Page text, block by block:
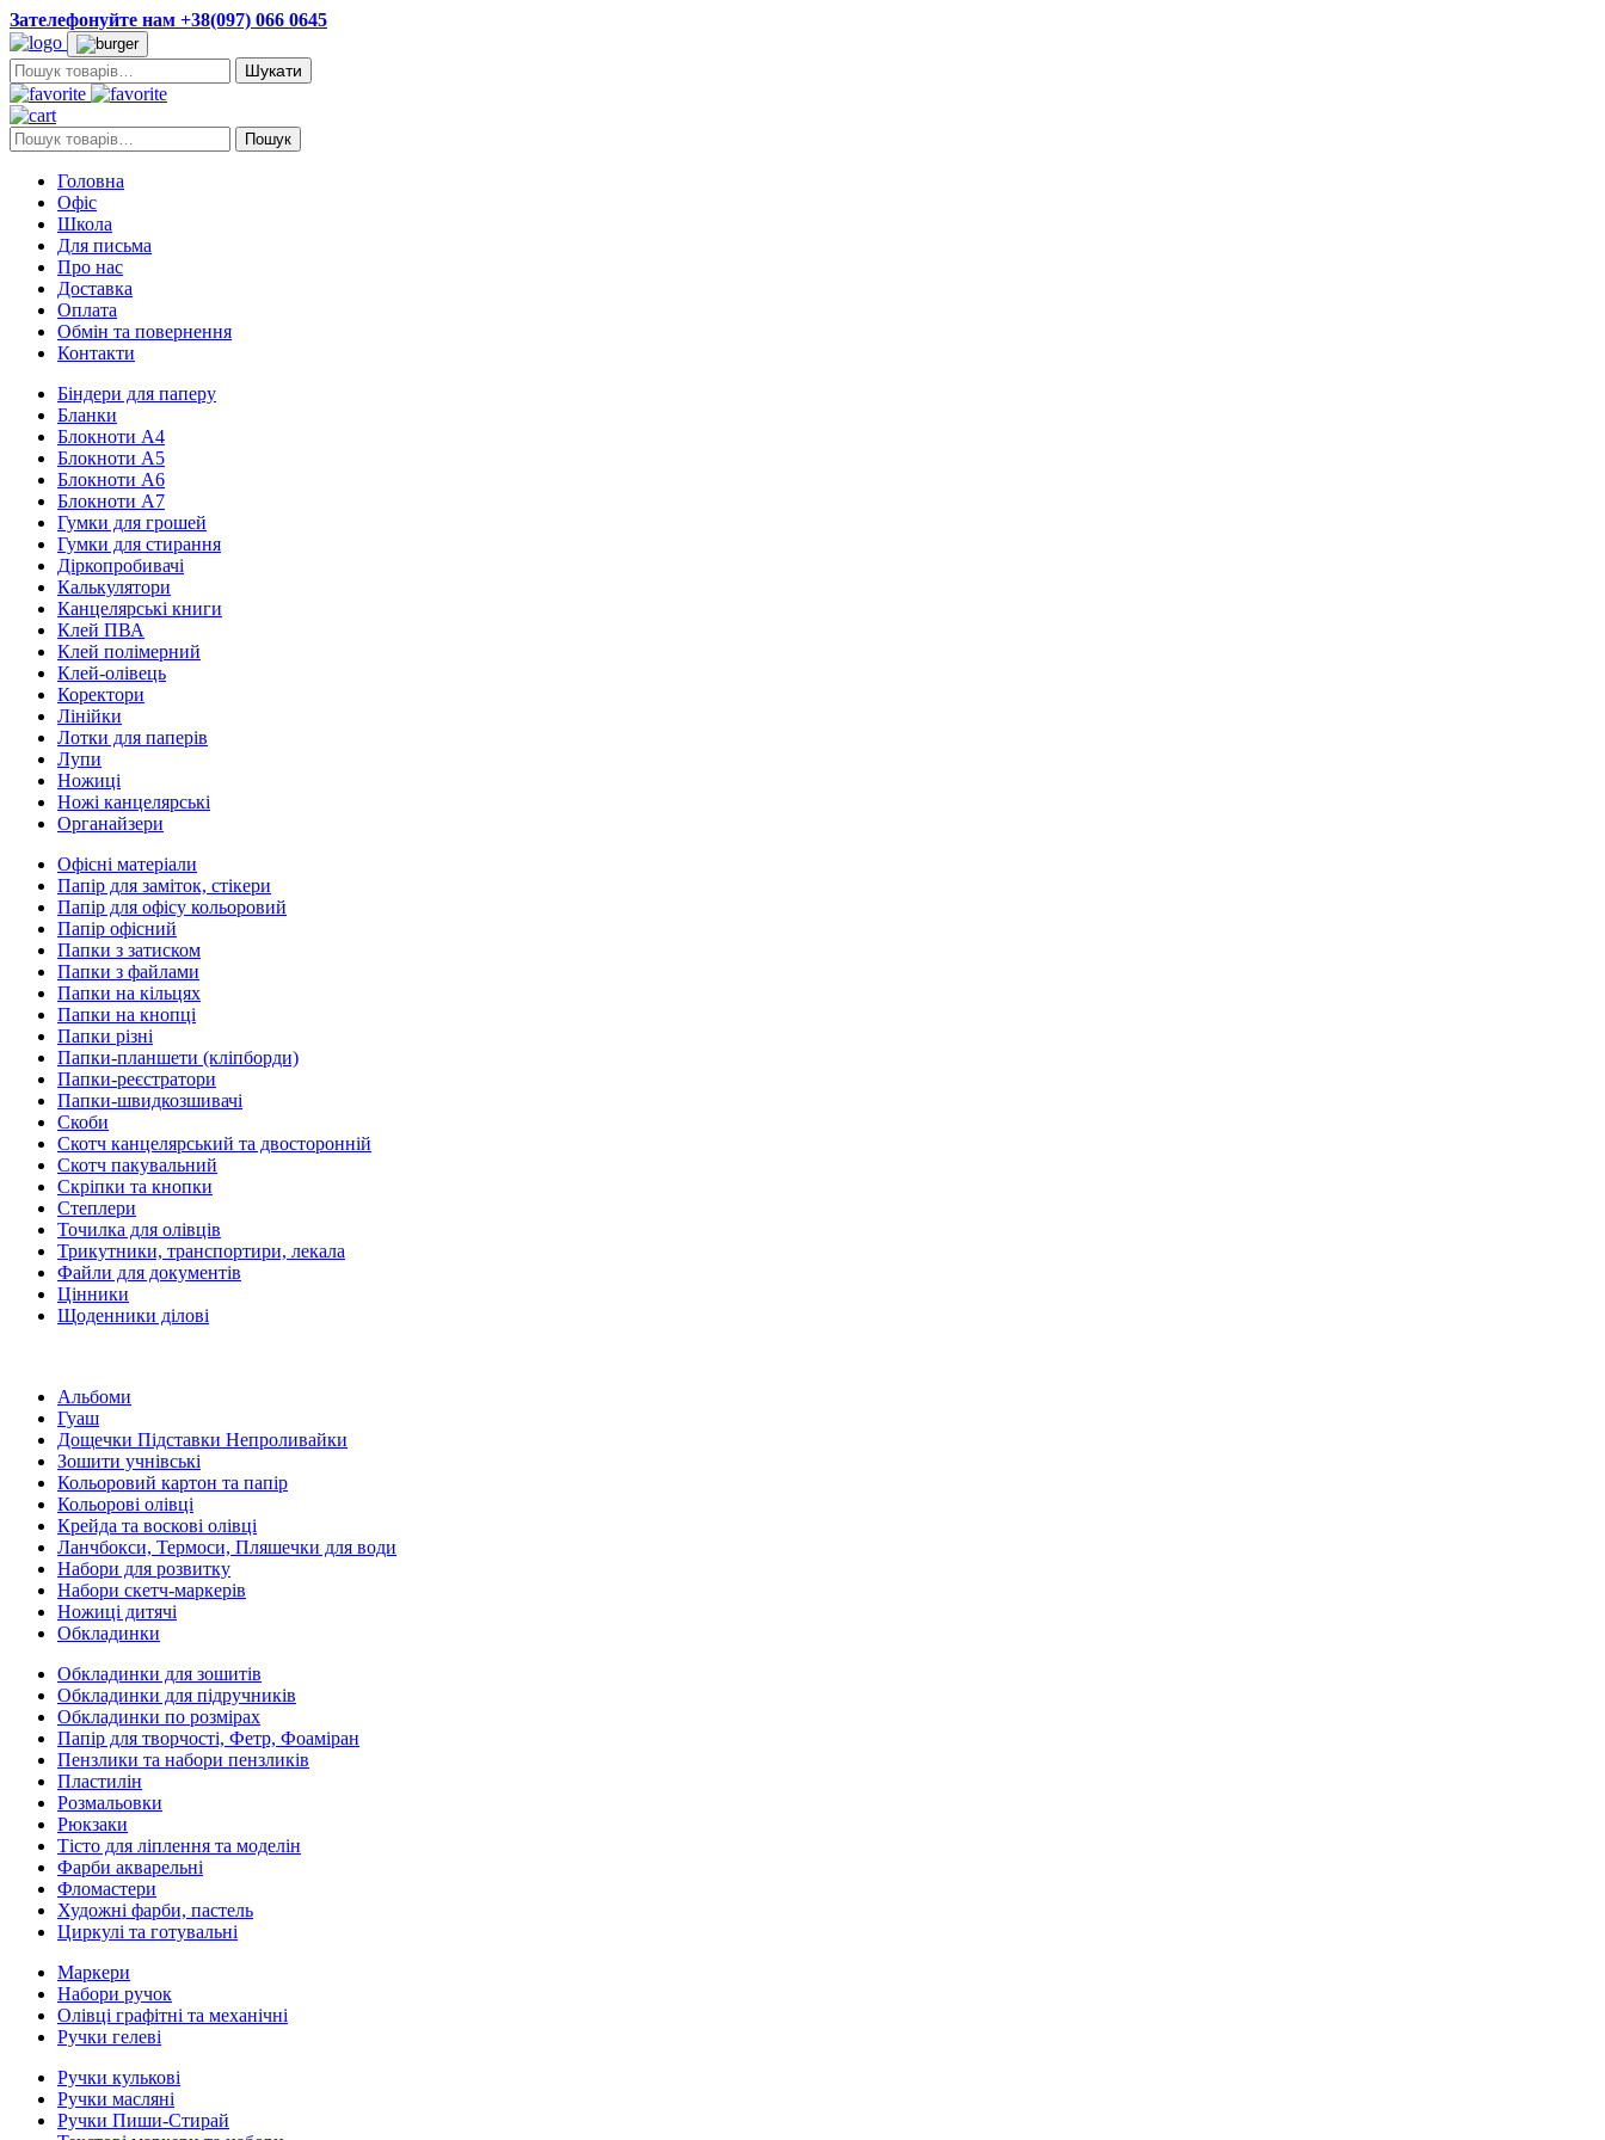
Зателефонуйте нам +38(097) 066 0645
Пошук:
Пошук: Пошук
Головна
Офіс
Школа
Для письма
Про нас
Доставка
Оплата
Обмін та повернення
Контакти
Біндери для паперу
Бланки
Блокноти А4
Блокноти А5
Блокноти А6
Блокноти А7
Гумки для грошей
Гумки для стирання
Діркопробивачі
Калькулятори
Канцелярські книги
Клей ПВА
Клей полімерний
Клей-олівець
Коректори
Лінійки
Лотки для паперів
Лупи
Ножиці
Ножі канцелярські
Органайзери
Офісні матеріали
Папір для заміток, стікери
Папір для офісу кольоровий
Папір офісний
Папки з затиском
Папки з файлами
Папки на кільцях
Папки на кнопці
Папки різні
Папки-планшети (кліпборди)
Папки-реєстратори
Папки-швидкозшивачі
Скоби
Скотч канцелярський та двосторонній
Скотч пакувальний
Скріпки та кнопки
Степлери
Точилка для олівців
Трикутники, транспортири, лекала
Файли для документів
Цінники
Щоденники ділові
Альбоми
Гуаш
Дощечки Підставки Непроливайки
Зошити учнівські
Кольоровий картон та папір
Кольорові олівці
Крейда та воскові олівці
Ланчбокси, Термоси, Пляшечки для води
Набори для розвитку
Набори скетч-маркерів
Ножиці дитячі
Обкладинки
Обкладинки для зошитів
Обкладинки для підручників
Обкладинки по розмірах
Папір для творчості, Фетр, Фоаміран
Пензлики та набори пензликів
Пластилін
Розмальовки
Рюкзаки
Тісто для ліплення та моделін
Фарби акварельні
Фломастери
Художні фарби, пастель
Циркулі та готувальні
Маркери
Набори ручок
Олівці графітні та механічні
Ручки гелеві
Ручки кулькові
Ручки масляні
Ручки Пиши-Стирай